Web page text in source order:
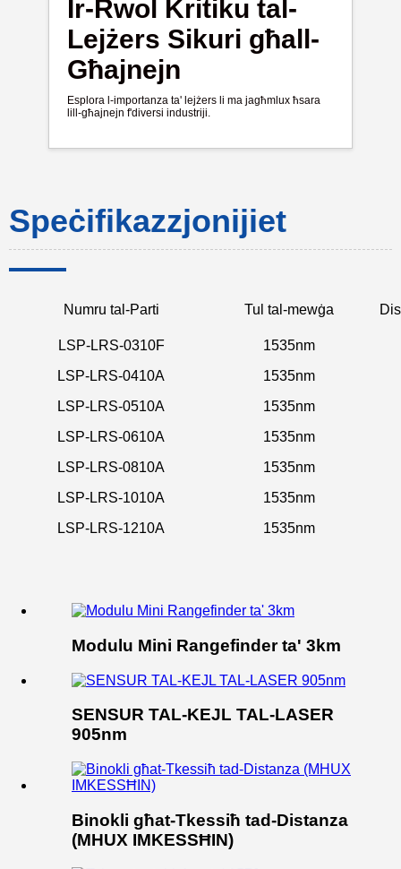
Ir-Rwol Kritiku tal-
Lejżers Sikuri għall-
Għajnejn
Esplora l-importanza ta' lejżers li ma jagħmlux ħsara
lill-għajnejn f'diversi industriji.
Speċifikazzjonijiet
Numru tal-Parti Tul tal-mewġa
LSP-LRS-0310F
1535nm
LSP-LRS-0410A
1535nm
LSP-LRS-0510A
1535nm
LSP-LRS-0610A
1535nm
LSP-LRS-0810A
1535nm
LSP-LRS-1010A
1535nm
LSP-LRS-1210A
1535nm
Modulu Mini Rangefinder ta' 3km
SENSUR TAL-KEJL TAL-LASER
905nm
Binokli għat-Tkessiħ tad-Distanza
(MHUX IMKESSĦIN)